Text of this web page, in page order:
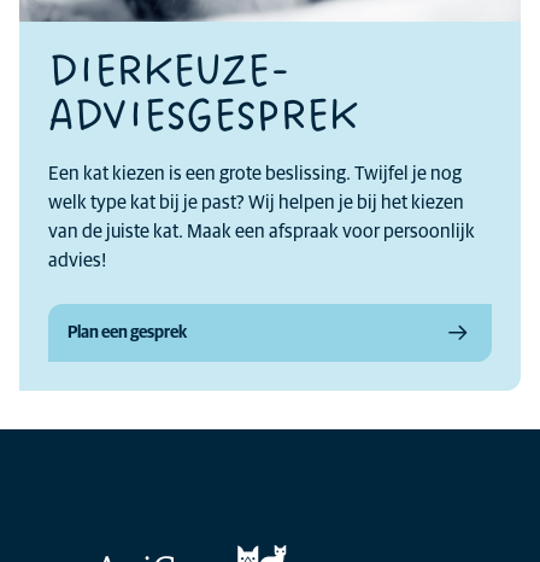
DIERKEUZE-
ADVIESGESPREK
Een kat kiezen is een grote beslissing. Twijfel je nog
welk type kat bij je past? Wij helpen je bij het kiezen
van de juiste kat. Maak een afspraak voor persoonlijk
advies!
Plan een gesprek